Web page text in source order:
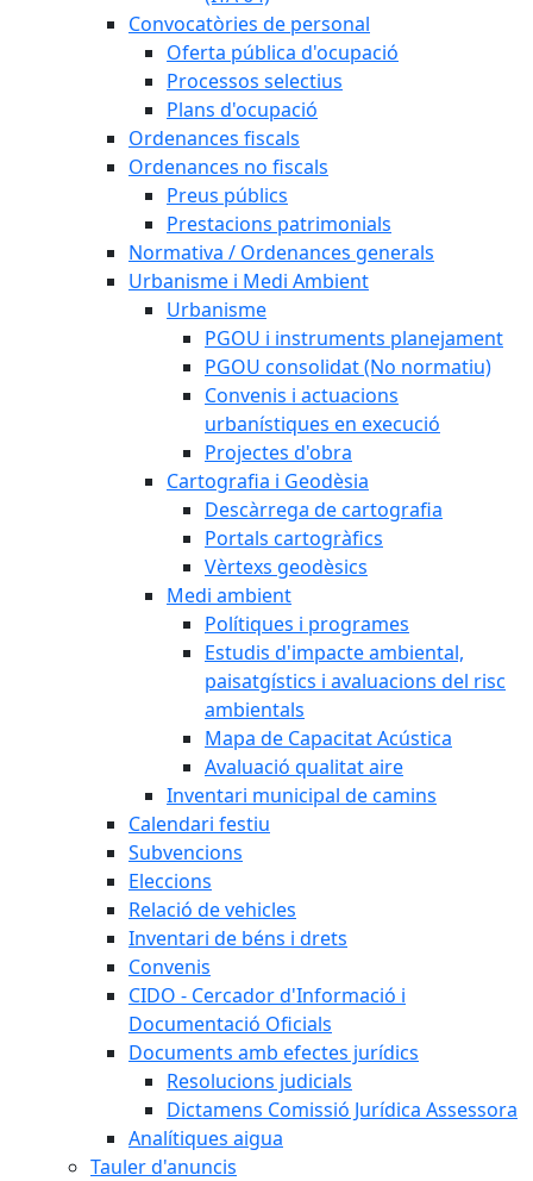
Convocatòries de personal
Oferta pública d'ocupació
Processos selectius
Plans d'ocupació
Ordenances fiscals
Ordenances no fiscals
Preus públics
Prestacions patrimonials
Normativa / Ordenances generals
Urbanisme i Medi Ambient
Urbanisme
PGOU i instruments planejament
PGOU consolidat (No normatiu)
Convenis i actuacions
urbanístiques en execució
Projectes d'obra
Cartografia i Geodèsia
Descàrrega de cartografia
Portals cartogràfics
Vèrtexs geodèsics
Medi ambient
Polítiques i programes
Estudis d'impacte ambiental,
paisatgístics i avaluacions del risc
ambientals
Mapa de Capacitat Acústica
Avaluació qualitat aire
Inventari municipal de camins
Calendari festiu
Subvencions
Eleccions
Relació de vehicles
Inventari de béns i drets
Convenis
CIDO - Cercador d'Informació i
Documentació Oficials
Documents amb efectes jurídics
Resolucions judicials
Dictamens Comissió Jurídica Assessora
Analítiques aigua
Tauler d'anuncis